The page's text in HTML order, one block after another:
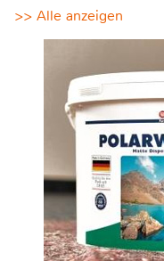
>> Alle anzeigen